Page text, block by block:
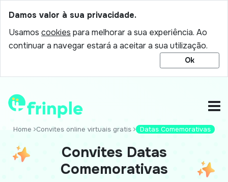
Damos valor à sua privacidade.
Usamos cookies para melhorar a sua experiência. Ao
continuar a navegar estará a aceitar a sua utilização.
Ok
Home Convites online virtuais gratis Datas Comemorativas
Convites Datas
Comemorativas